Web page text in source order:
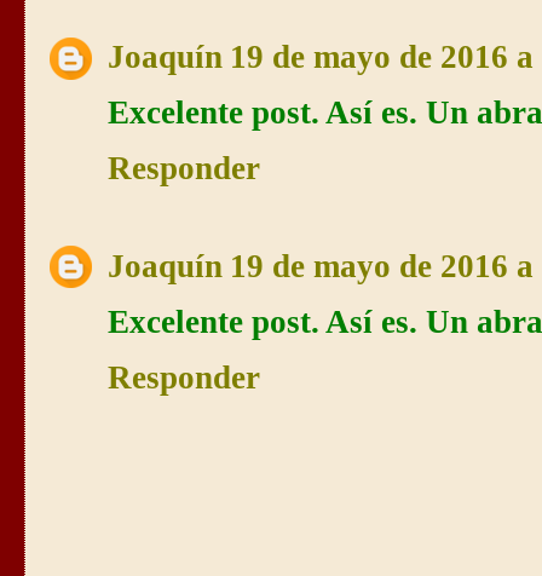
Joaquín 19 de mayo de 2016
Excelente post. Así es. Un
Responder
Joaquín 19 de mayo de 2016
Excelente post. Así es. Un
Responder